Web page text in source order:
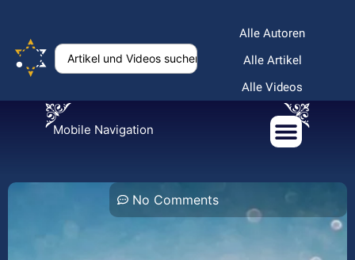
Alle Autoren
Alle Artikel
Alle Videos
Mobile Navigation
No Comments